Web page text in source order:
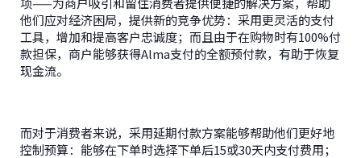
他们应对经济困局，提供新的竞争优势：采用更灵活的支付
工具，增加和提高客户忠诚度；而且由于在购物时有100%付
款担保，商户能够获得Alma支付的全额预付款，有助于恢复
现金流。
而对于消费者来说，采用延期付款方案能够帮助他们更好地
控制预算：能够在下单时选择下单后15或30天内支付费用；